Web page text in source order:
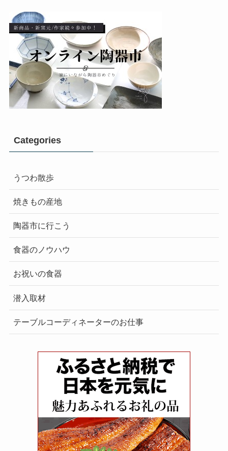
Categories
うつわ散歩
焼きもの産地
陶器市に行こう
食器のノウハウ
お祝いの食器
潜入取材
テーブルコーディネーターのお仕事